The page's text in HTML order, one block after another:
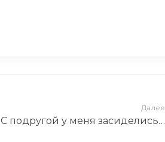
Далее
С подругой у меня засиделись…